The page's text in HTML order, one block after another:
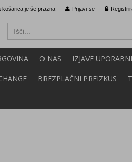
Prijavi se
košarica je še prazna
O NAS IZJAVE
BREZPLAČNI PREIZKUS